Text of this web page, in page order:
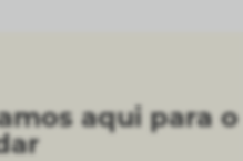
aqui para o